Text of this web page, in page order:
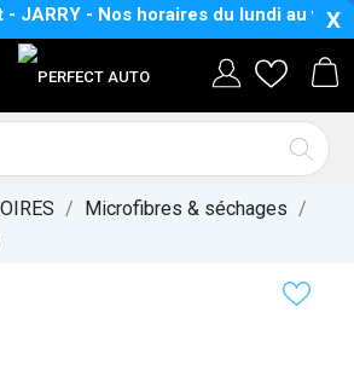
JARRY - Nos horairesdu lundi au X
Microfibres & séchages